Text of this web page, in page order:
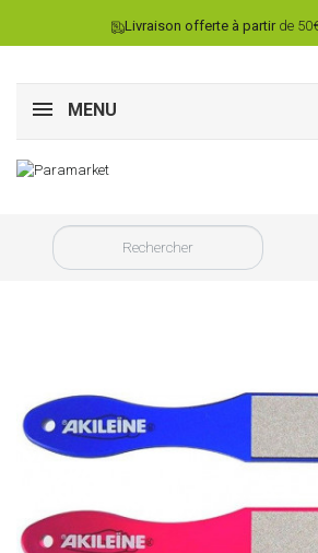
Livraison offerte à partirde
MENU